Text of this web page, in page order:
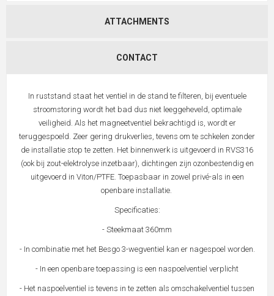
ATTACHMENTS
CONTACT
In ruststand staat het ventiel in de stand te filteren, bij eventuele
stroomstoring wordt het bad dus niet leeggeheveld, optimale
veiligheid. Als het magneetventiel bekrachtigd is, wordt er
teruggespoeld. Zeer gering drukverlies, tevens om te schkelen zonder
de installatie stop te zetten. Het binnenwerk is uitgevoerd in RVS316
(ook bij zout-elektrolyse inzetbaar), dichtingen zijn ozonbestendig en
uitgevoerd in Viton/PTFE. Toepasbaar in zowel privé-als in een
openbare installatie.
Specificaties:
- Steekmaat 360mm
- In combinatie met het Besgo 3-wegventiel kan er nagespoel worden.
- In een openbare toepassing is een naspoelventiel verplicht
- Het naspoelventiel is tevens in te zetten als omschakelventiel tussen